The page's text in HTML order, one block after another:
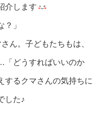
介します
」
ん。子どもたちもは、
「どうすればいいのか
するクマさんの気持ちに
した♪